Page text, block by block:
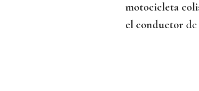
motocicleta
el conductor